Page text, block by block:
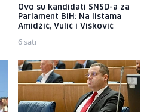
Ovo su kandidati SNSD-a za
Parlament BiH: Na listama
Amidžić, Vulić i Višković
6 sati